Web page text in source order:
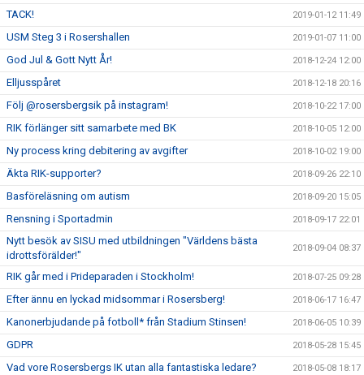
TACK! 2019-01-12 11:49
USM Steg 3 i Rosershallen 2019-01-07 11:00
God Jul & Gott Nytt År! 2018-12-24 12:00
Elljusspåret 2018-12-18 20:16
Följ @rosersbergsik på instagram! 2018-10-22 17:00
RIK förlänger sitt samarbete med BK 2018-10-05 12:00
Ny process kring debitering av avgifter 2018-10-02 19:00
Äkta RIK-supporter? 2018-09-26 22:10
Basföreläsning om autism 2018-09-20 15:05
Rensning i Sportadmin 2018-09-17 22:01
Nytt besök av SISU med utbildningen "Världens bästa
idrottsförälder!"
2018-09-04 08:37
RIK går med i Prideparaden i Stockholm! 2018-07-25 09:28
Efter ännu en lyckad midsommar i Rosersberg! 2018-06-17 16:47
Kanonerbjudande på fotboll* från Stadium Stinsen! 2018-06-05 10:39
GDPR 2018-05-28 15:45
Vad vore Rosersbergs IK utan alla fantastiska ledare? 2018-05-08 18:17